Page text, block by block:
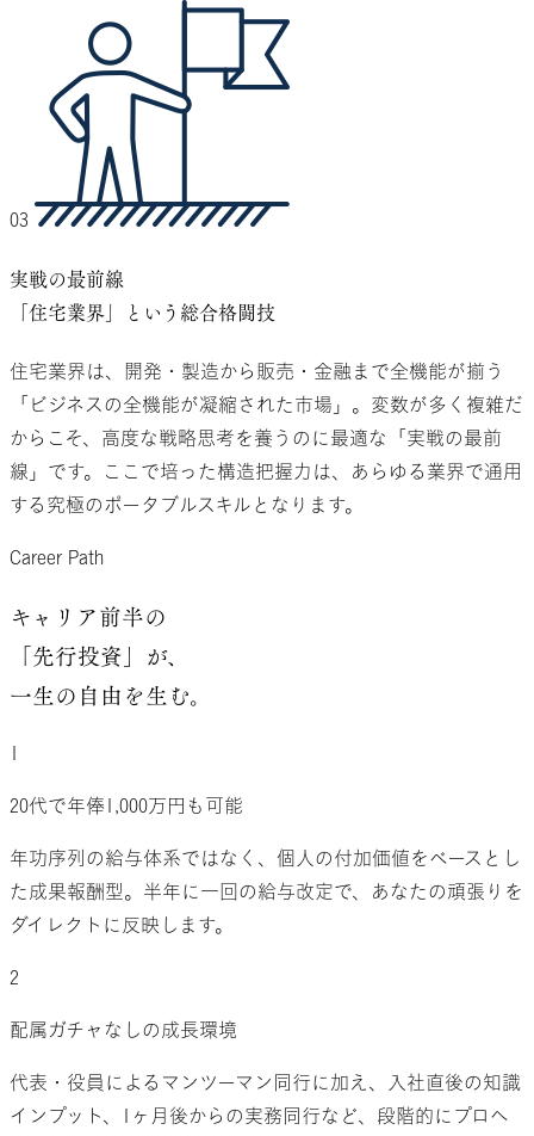
03
実戦の最前線
「住宅業界」という総合格闘技
住宅業界は、開発・製造から販売・金融まで全機能が揃う
「ビジネスの全機能が凝縮された市場」。変数が多く複雑だ
からこそ、高度な戦略思考を養うのに最適な「実戦の最前
線」です。ここで培った構造把握力は、あらゆる業界で通用
する究極のポータブルスキルとなります。
Career Path
キャリア前半の
「先行投資」が、
一生の自由を生む。
1
20代で年俸1,000万円も可能
年功序列の給与体系ではなく、個人の付加価値をベースとし
た成果報酬型。半年に一回の給与改定で、あなたの頑張りを
ダイレクトに反映します。
2
配属ガチャなしの成長環境
代表・役員によるマンツーマン同行に加え、入社直後の知識
インプット、1ヶ月後からの実務同行など、段階的にプロへ